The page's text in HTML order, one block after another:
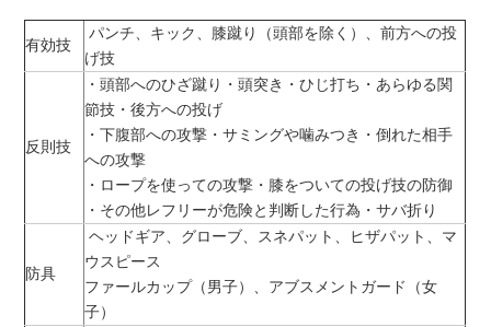
有効技
パンチ、キック、膝蹴り（頭部を除く）、前方への投
げ技
反則技
・頭部へのひざ蹴り・頭突き・ひじ打ち・あらゆる関
節技・後方への投げ
・下腹部への攻撃・サミングや噛みつき・倒れた相手
への攻撃
・ロープを使っての攻撃・膝をついての投げ技の防御
・その他レフリーが危険と判断した行為・サバ折り
防具
ヘッドギア、グローブ、スネパット、ヒザパット、マ
ウスピース
ファールカップ（男子）、アブスメントガード（女
子）